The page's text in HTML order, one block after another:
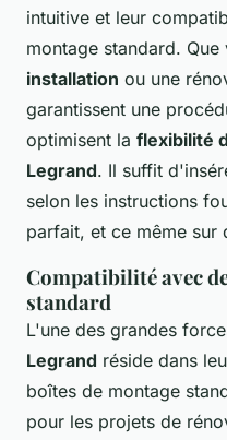
intuitive et leur
montage standard.
installation ou une
garantissent une
optimisent la flexibilité
Legrand. Il suffit
selon les instructions
parfait, et ce même sur
Compatibilité avec
standard
L'une des grandes
Legrand réside dans
boîtes de montage
pour les projets de